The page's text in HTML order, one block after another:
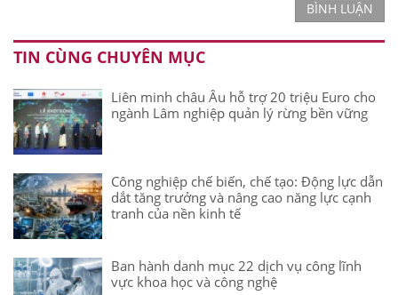
BÌNH LUẬN
TIN CÙNG CHUYÊN MỤC
Liên minh châu Âu hỗ trợ 20 triệu Euro cho
ngành Lâm nghiệp quản lý rừng bền vững
Công nghiệp chế biến, chế tạo: Động lực dẫn
dắt tăng trưởng và nâng cao năng lực cạnh
tranh của nền kinh tế
Ban hành danh mục 22 dịch vụ công lĩnh
vực khoa học và công nghệ